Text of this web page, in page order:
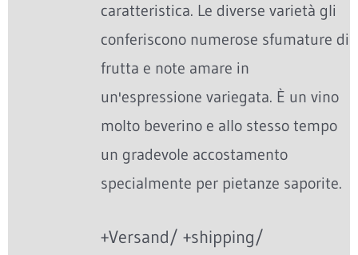
caratteristica. Le diverse varietà gli
conferiscono numerose sfumature di
frutta e note amare in
un'espressione variegata. È un vino
molto beverino e allo stesso tempo
un gradevole accostamento
specialmente per pietanze saporite.
+Versand/ +shipping/